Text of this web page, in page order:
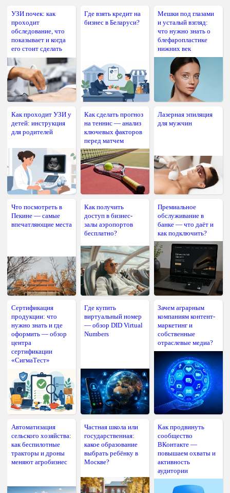
УЗИ почек: как
проходит
обследование, что
показывает и когда
его стоит сделать
Где взять кредит на
бизнес в Беларуси?
Мешки под глазами
и усталый взгляд:
что нужно знать о
блефаропластике
нижних век
Как проходит УЗИ у
детей: инструкция
для родителей
Как сделать прогноз
на теннис — анализ
ключевых факторов
перед матчем
Лазерная эпиляция
для мужчин
Что посмотреть в
Пекине — самые
впечатляющие места
Как получить
доступ в бизнес-
залы аэропортов
бесплатно?
Премиальное
обслуживание в
банке — что даёт и
как подключить?
Сертификация
продукции: что
нужно знать и где
оформить — обзор
центра
сертификации
«СигмаТест»
Где купить
виртуальный номер
— обзор DID Virtual
Numbers
Зачем аграрным
компаниям контент-
маркетинг и
собственные
отраслевые медиа?
Автоматизация
сельского хозяйства:
как беспилотные
тракторы и дроны
меняют агробизнес
Частная школа или
государственная:
какое образование
выбрать ребёнку в
Москве?
Как продвинуть
сообщество
ВКонтакте —
повышаем охваты и
активность
аудитории